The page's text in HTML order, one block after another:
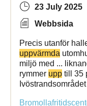
23 July 2025
Webbsida
Precis utanför
uppvärmda
miljö med ...
rymmer upp till 35
Ivöstrandsområdet